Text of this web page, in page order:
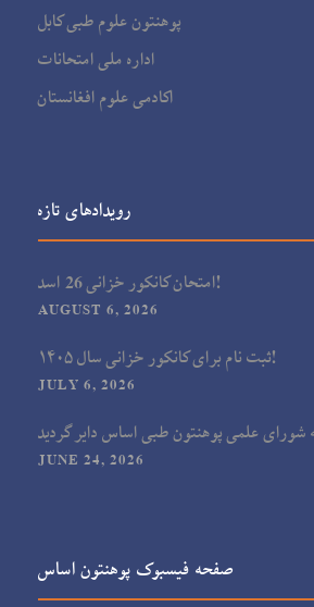
پوهنتون علوم طبی کابل
اداره ملی امتحانات
اکادمی علوم افغانستان
رویدادهای تازه
امتحان کانکور خزانی 26 اسد!
AUGUST 6, 2026
ثبت نام برای کانکور خزانی سال ۱۴۰۵!
JULY 6, 2026
JUNE 24, 2026
صفحه فیسبوک پوهنتون اساس